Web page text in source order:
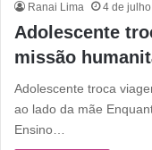
Ranai Lima 4 de
Adolescente
missão
Adolescente troca
ao lado da mãe
Ensino…